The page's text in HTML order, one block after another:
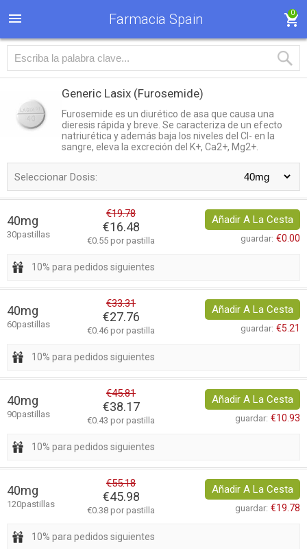
Farmacia Spain 0
Generic Lasix (Furosemide)
Furosemide es un diurético de asa que causa una
dieresis rápida y breve. Se caracteriza de un efecto
natriurética y además baja los niveles del Cl- en la
sangre, eleva la excreción del K+, Ca2+, Mg2+.
Seleccionar Dosis:
40mg
30pastillas
€19.78
€16.48
€0.55 por pastilla
Añadir A La Cesta
guardar: €0.00
10% para pedidos siguientes
40mg
60pastillas
€33.31
€27.76
€0.46 por pastilla
Añadir A La Cesta
guardar: €5.21
10% para pedidos siguientes
40mg
90pastillas
€45.81
€38.17
€0.43 por pastilla
Añadir A La Cesta
guardar: €10.93
10% para pedidos siguientes
40mg
120pastillas
€55.18
€45.98
€0.38 por pastilla
Añadir A La Cesta
guardar: €19.78
10% para pedidos siguientes